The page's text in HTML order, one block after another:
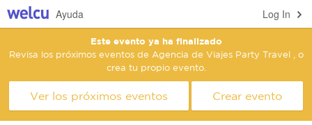
Log In
Ayuda
Este evento ya ha finalizado
Revisa los próximos eventos de Agencia de Viajes Party Travel , o
crea tu propio evento.
Ver los próximos eventos Crear evento